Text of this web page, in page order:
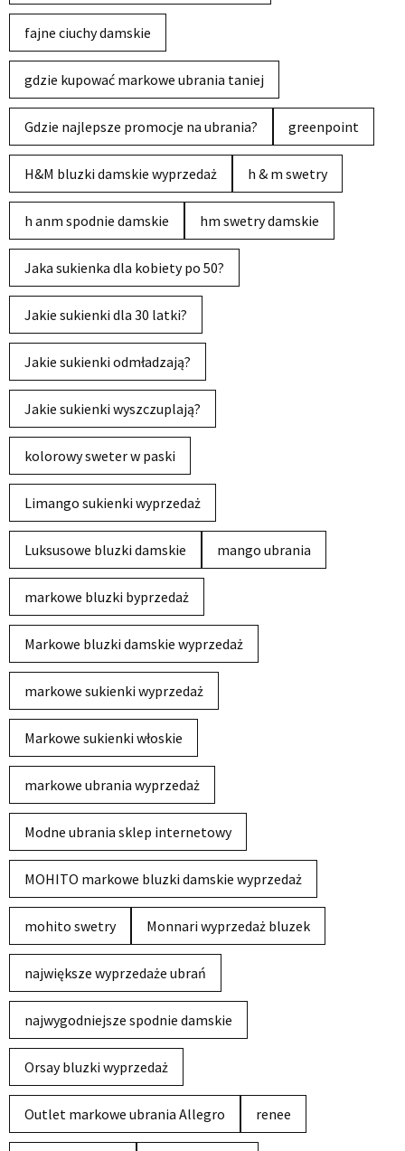
fajne ciuchy damskie
gdzie kupować markowe ubrania taniej
Gdzie najlepsze promocje na ubrania? greenpoint
H&M bluzki damskie wyprzedaż h & m swetry
h anm spodnie damskie hm swetry damskie
Jaka sukienka dla kobiety po 50?
Jakie sukienki dla 30 latki?
Jakie sukienki odmładzają?
Jakie sukienki wyszczuplają?
kolorowy sweter w paski
Limango sukienki wyprzedaż
Luksusowe bluzki damskie mango ubrania
markowe bluzki byprzedaż
Markowe bluzki damskie wyprzedaż
markowe sukienki wyprzedaż
Markowe sukienki włoskie
markowe ubrania wyprzedaż
Modne ubrania sklep internetowy
MOHITO markowe bluzki damskie wyprzedaż
mohito swetry Monnari wyprzedaż bluzek
największe wyprzedaże ubrań
najwygodniejsze spodnie damskie
Orsay bluzki wyprzedaż
Outlet markowe ubrania Allegro renee